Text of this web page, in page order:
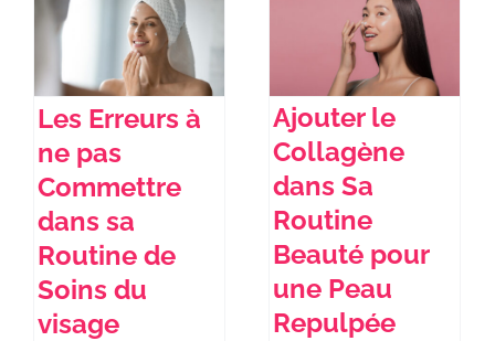
NEWS DE FOREO
SANTÉ & BIEN-ÊTRE
BEAUTÉ
Les Erreurs à
ne pas
Commettre
dans sa
Routine de
Soins du
visage
Ajouter le
Collagène
dans Sa
Routine
Beauté pour
une Peau
Repulpée